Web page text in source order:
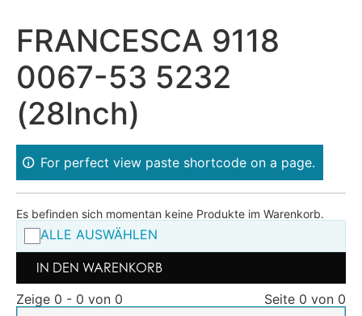
FRANCESCA 9118
0067-53 5232
(28Inch)
For perfect view paste shortcode on a page.
Es befinden sich momentan keine Produkte im Warenkorb.
ALLE AUSWÄHLEN
IN DEN WARENKORB
Zeige 0 - 0 von 0
Seite 0 von 0